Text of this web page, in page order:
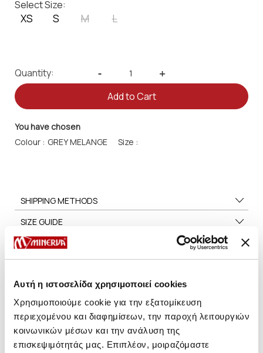
Αυτή η ιστοσελίδα χρησιμοποιεί cookies
Χρησιμοποιούμε cookie για την εξατομίκευση
περιεχομένου και διαφημίσεων, την παροχή λειτουργιών
κοινωνικών μέσων και την ανάλυση της
επισκεψιμότητάς μας. Επιπλέον, μοιραζόμαστε
Select Size:
XS S M L
Quantity: - +
Add to Cart
You have chosen
Colour :
Size :
SHIPPING METHODS
SIZE GUIDE
CARE TIPS
You may also like
HOT OFFER HOT OFFER